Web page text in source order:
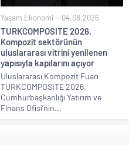
Yaşam Ekonomi 04.08.2026
TURKCOMPOSITE 2026,
Kompozit sektörünün
uluslararası vitrini yenilenen
yapısıyla kapılarını açıyor
Uluslararası Kompozit Fuarı
TURKCOMPOSITE 2026,
Cumhurbaşkanlığı Yatırım ve
Finans Ofisi’nin...